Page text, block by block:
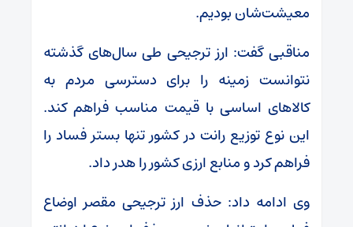
معیشت‌شان بودیم.
مناقبی گفت: ارز ترجیحی طی سال‌های گذشته
نتوانست زمینه را برای دسترسی مردم به
کالاهای اساسی با قیمت مناسب فراهم کند.
این نوع توزیع رانت در کشور تنها بستر فساد را
فراهم کرد و منابع ارزی کشور را هدر داد.
وی ادامه داد: حذف ارز ترجیحی مقصر اوضاع